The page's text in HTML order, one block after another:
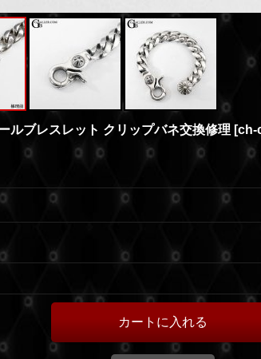
ルブレスレット クリップバネ交換修理 [ch-